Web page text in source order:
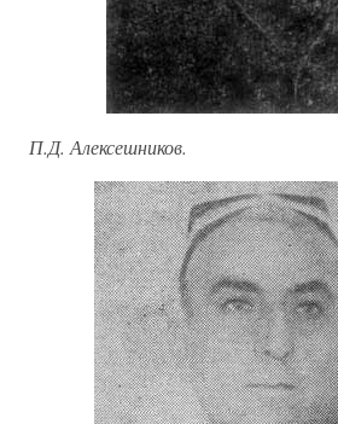
П.Д. Алексешников.